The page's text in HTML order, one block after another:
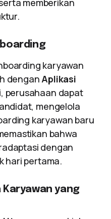
memberikan
karyawan
denganAplikasi
perusahaan dapat
mengelola
karyawan baru
bahwa
dengan
hari pertama.
Karyawan yang